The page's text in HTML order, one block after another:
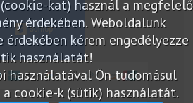
kat) használ a megfelelő
érdekében. Weboldalunk
kérem engedélyezze
használatát!
használatával Ön tudomásul
cookie-k (sütik) használatát.